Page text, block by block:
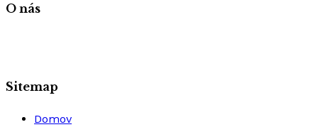
O nás
Sitemap
Domov